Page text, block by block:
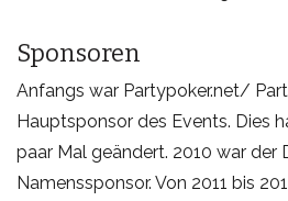
Sponsoren
Anfangs war Partypoker.net/
Hauptsponsor des Events. Dies
paar Mal geändert. 2010 war der
Namenssponsor. Von 2011 bis